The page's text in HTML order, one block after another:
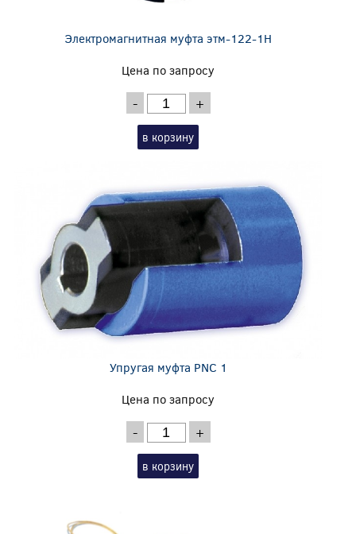
Электромагнитная муфта этм-122-1Н
Цена по запросу
- +
в корзину
Упругая муфта PNC 1
Цена по запросу
- +
в корзину